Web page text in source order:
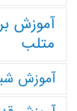
آموزش
متلب
آموزش